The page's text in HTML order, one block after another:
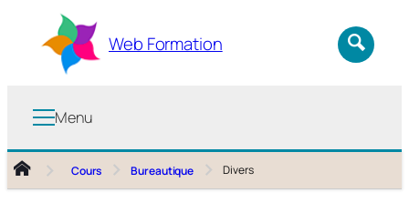
contenu
Web Formation
Menu
Cours Bureautique Divers